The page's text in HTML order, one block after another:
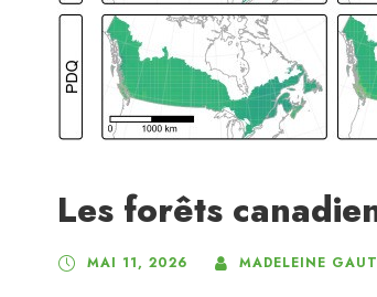
Les forêts
MAI 11, 2026 MADELEINE